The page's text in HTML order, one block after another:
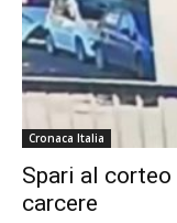
Cronaca Italia
Spari al corteo
carcere